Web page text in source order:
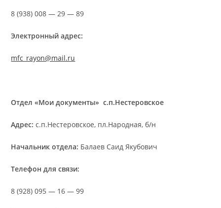
8 (938) 008 — 29 — 89
Электронный адрес:
mfc_rayon@mail.ru
Отдел «Мои документы» с.п.Нестеровское
Адрес: с.п.Нестеровское, пл.Народная, б/н
Начальник отдела: Балаев Саид Якубович
Телефон для связи:
8 (928) 095 — 16 — 99